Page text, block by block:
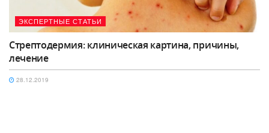
ЭКСПЕРТНЫЕ СТАТЬИ
Стрептодермия: клиническая картина, причины,
лечение
28.12.2019